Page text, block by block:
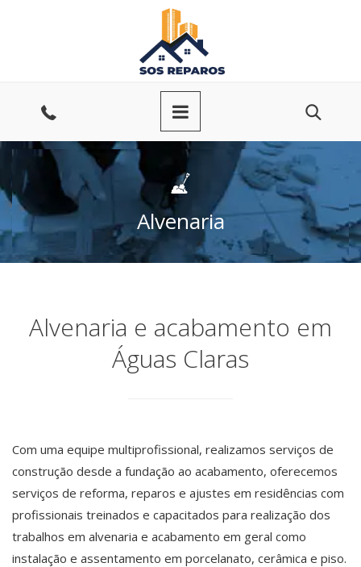
contato
Alvenaria
Alvenaria e acabamento em
Águas Claras
Com uma equipe multiprofissional, realizamos serviços de
construção desde a fundação ao acabamento, oferecemos
serviços de reforma, reparos e ajustes em residências com
profissionais treinados e capacitados para realização dos
trabalhos em alvenaria e acabamento em geral como
instalação e assentamento em porcelanato, cerâmica e piso.